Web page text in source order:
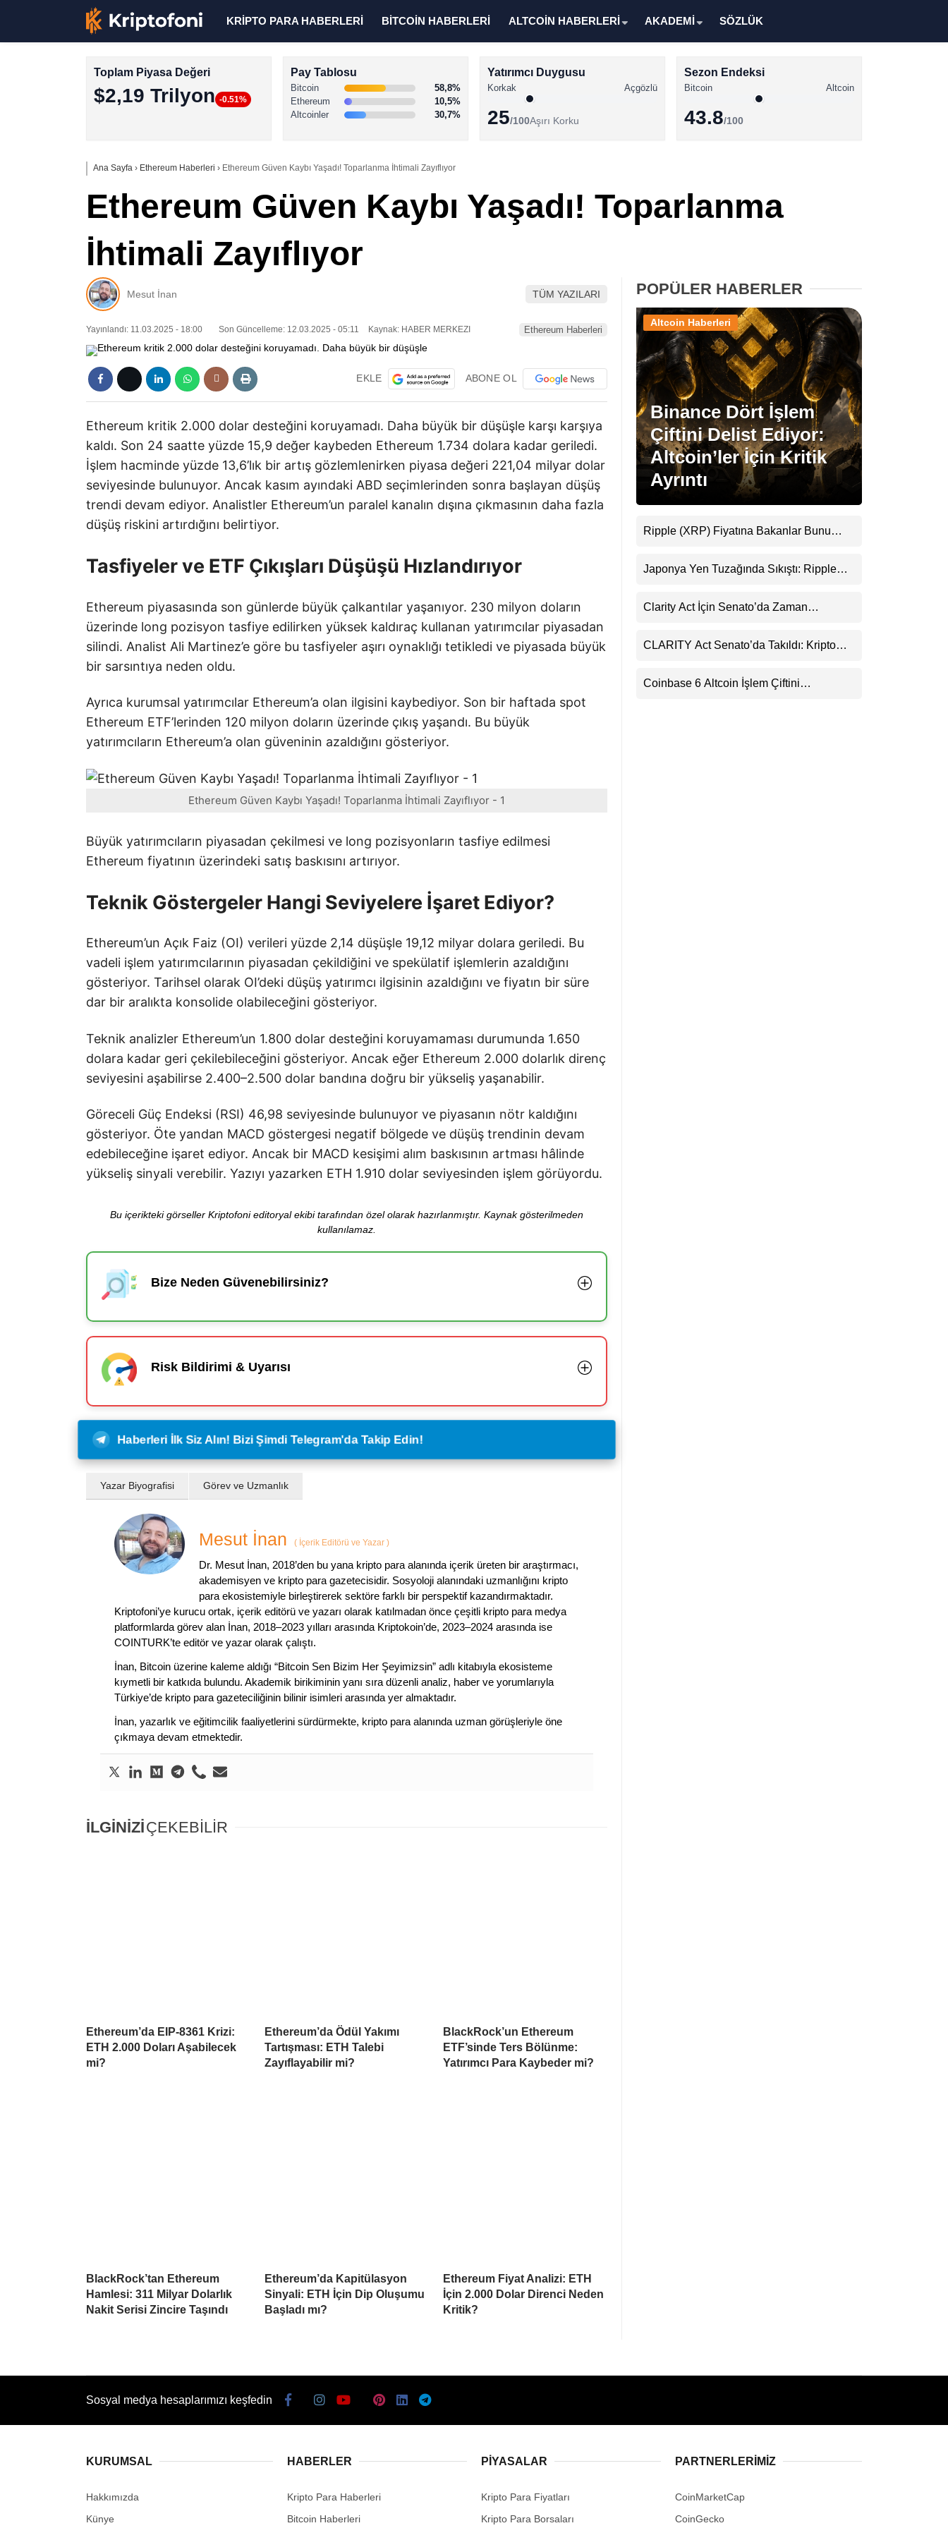
XRP Haberleri
Memecoin Haberleri
Stablecoin Haberleri
Facebook
Instagram
LinkedIn
KRİPTO PARA HABERLERİ BİTCOİN HABERLERİ ALTCOİN HABERLERİ AKADEMİ SÖZLÜK
Toplam Piyasa Değeri
$2,19 Trilyon -0.51%
Pay Tablosu
Bitcoin
58,8%
Ethereum
10,5%
Altcoinler
30,7%
Yatırımcı Duygusu
Korkak Açgözlü
25/100Aşırı Korku
Sezon Endeksi
Bitcoin Altcoin
43.8/100
Ana Sayfa › Ethereum Haberleri › Ethereum Güven Kaybı Yaşadı! Toparlanma İhtimali Zayıflıyor
Ethereum Güven Kaybı Yaşadı! Toparlanma
İhtimali Zayıflıyor
Mesut İnan TÜM YAZILARI
Yayınlandı: 11.03.2025 - 18:00 Son Güncelleme: 12.03.2025 - 05:11 Kaynak: HABER MERKEZI Ethereum Haberleri
EKLE ABONE OL
Ethereum kritik 2.000 dolar desteğini koruyamadı. Daha büyük bir düşüşle karşı karşıya
kaldı. Son 24 saatte yüzde 15,9 değer kaybeden Ethereum 1.734 dolara kadar geriledi.
İşlem hacminde yüzde 13,6’lık bir artış gözlemlenirken piyasa değeri 221,04 milyar dolar
seviyesinde bulunuyor. Ancak kasım ayındaki ABD seçimlerinden sonra başlayan düşüş
trendi devam ediyor. Analistler Ethereum’un paralel kanalın dışına çıkmasının daha fazla
düşüş riskini artırdığını belirtiyor.
Tasfiyeler ve ETF Çıkışları Düşüşü Hızlandırıyor
Ethereum piyasasında son günlerde büyük çalkantılar yaşanıyor. 230 milyon doların
üzerinde long pozisyon tasfiye edilirken yüksek kaldıraç kullanan yatırımcılar piyasadan
silindi. Analist Ali Martinez’e göre bu tasfiyeler aşırı oynaklığı tetikledi ve piyasada büyük
bir sarsıntıya neden oldu.
Ayrıca kurumsal yatırımcılar Ethereum’a olan ilgisini kaybediyor. Son bir haftada spot
Ethereum ETF’lerinden 120 milyon doların üzerinde çıkış yaşandı. Bu büyük
yatırımcıların Ethereum’a olan güveninin azaldığını gösteriyor.
Ethereum Güven Kaybı Yaşadı! Toparlanma İhtimali Zayıflıyor - 1
Büyük yatırımcıların piyasadan çekilmesi ve long pozisyonların tasfiye edilmesi
Ethereum fiyatının üzerindeki satış baskısını artırıyor.
Teknik Göstergeler Hangi Seviyelere İşaret Ediyor?
Ethereum’un Açık Faiz (OI) verileri yüzde 2,14 düşüşle 19,12 milyar dolara geriledi. Bu
vadeli işlem yatırımcılarının piyasadan çekildiğini ve spekülatif işlemlerin azaldığını
gösteriyor. Tarihsel olarak OI’deki düşüş yatırımcı ilgisinin azaldığını ve fiyatın bir süre
dar bir aralıkta konsolide olabileceğini gösteriyor.
Teknik analizler Ethereum’un 1.800 dolar desteğini koruyamaması durumunda 1.650
dolara kadar geri çekilebileceğini gösteriyor. Ancak eğer Ethereum 2.000 dolarlık direnç
seviyesini aşabilirse 2.400–2.500 dolar bandına doğru bir yükseliş yaşanabilir.
Göreceli Güç Endeksi (RSI) 46,98 seviyesinde bulunuyor ve piyasanın nötr kaldığını
gösteriyor. Öte yandan MACD göstergesi negatif bölgede ve düşüş trendinin devam
edebileceğine işaret ediyor. Ancak bir MACD kesişimi alım baskısının artması hâlinde
yükseliş sinyali verebilir. Yazıyı yazarken ETH 1.910 dolar seviyesinden işlem görüyordu.
Bu içerikteki görseller Kriptofoni editoryal ekibi tarafından özel olarak hazırlanmıştır. Kaynak gösterilmeden
kullanılamaz.
Bize Neden Güvenebilirsiniz?
Risk Bildirimi & Uyarısı
Haberleri İlk Siz Alın! Bizi Şimdi Telegram'da Takip Edin!
Yazar Biyografisi Görev ve Uzmanlık
Mesut İnan ( İçerik Editörü ve Yazar )
Dr. Mesut İnan, 2018’den bu yana kripto para alanında içerik üreten bir araştırmacı,
akademisyen ve kripto para gazetecisidir. Sosyoloji alanındaki uzmanlığını kripto
para ekosistemiyle birleştirerek sektöre farklı bir perspektif kazandırmaktadır.
Kriptofoni’ye kurucu ortak, içerik editörü ve yazarı olarak katılmadan önce çeşitli kripto para medya
platformlarda görev alan İnan, 2018–2023 yılları arasında Kriptokoin’de, 2023–2024 arasında ise
COINTURK’te editör ve yazar olarak çalıştı.
İnan, Bitcoin üzerine kaleme aldığı “Bitcoin Sen Bizim Her Şeyimizsin” adlı kitabıyla ekosisteme
kıymetli bir katkıda bulundu. Akademik birikiminin yanı sıra düzenli analiz, haber ve yorumlarıyla
Türkiye’de kripto para gazeteciliğinin bilinir isimleri arasında yer almaktadır.
İnan, yazarlık ve eğitimcilik faaliyetlerini sürdürmekte, kripto para alanında uzman görüşleriyle öne
çıkmaya devam etmektedir.
İLGİNİZİÇEKEBİLİR
Ethereum’da EIP-8361 Krizi:
ETH 2.000 Doları Aşabilecek
mi?
Ethereum’da Ödül Yakımı
Tartışması: ETH Talebi
Zayıflayabilir mi?
BlackRock’un Ethereum
ETF’sinde Ters Bölünme:
Yatırımcı Para Kaybeder mi?
BlackRock’tan Ethereum
Hamlesi: 311 Milyar Dolarlık
Nakit Serisi Zincire Taşındı
Ethereum’da Kapitülasyon
Sinyali: ETH İçin Dip Oluşumu
Başladı mı?
Ethereum Fiyat Analizi: ETH
İçin 2.000 Dolar Direnci Neden
Kritik?
POPÜLER HABERLER
Binance Dört İşlem
Çiftini Delist Ediyor:
Altcoin’ler İçin Kritik
Ayrıntı
Altcoin Haberleri
Ripple (XRP) Fiyatına Bakanlar Bunu
Uyarı
Japonya Yen Tuzağında Sıkıştı: Ripple
Clarity Act İçin Senato’da Zaman
CLARITY Act Senato’da Takıldı: Kripto
Coinbase 6 Altcoin İşlem Çiftini
Sosyal medya hesaplarımızı keşfedin
KURUMSAL
Hakkımızda
Künye
HABERLER
Kripto Para Haberleri
Bitcoin Haberleri
PIYASALAR
Kripto Para Fiyatları
Kripto Para Borsaları
PARTNERLERIMIZ
CoinMarketCap
CoinGecko